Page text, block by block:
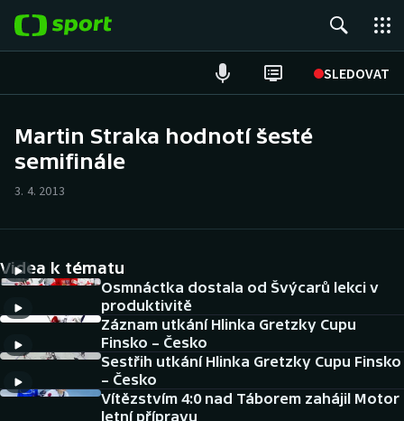
SLEDOVAT
Hokej
Cyklistika
DALŠÍ SPORTY
Americký fotbal
Baseball a softbal
NEPŘEHLÉDNĚTE
Martin Straka hodnotí šesté
semifinále
3. 4. 2013
Videa k tématu
Osmnáctka dostala od Švýcarů lekci v
produktivitě
Záznam utkání Hlinka Gretzky Cupu
Finsko – Česko
Sestřih utkání Hlinka Gretzky Cupu Finsko
– Česko
Vítězstvím 4:0 nad Táborem zahájil Motor
letní přípravu